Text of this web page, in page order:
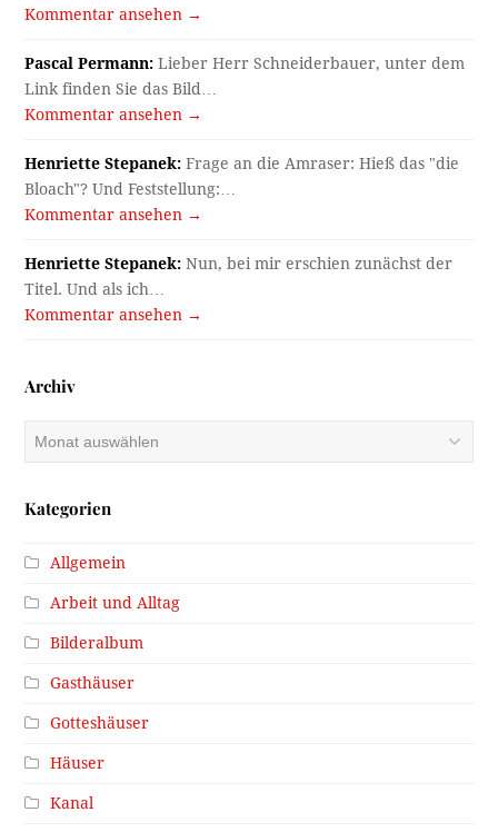
Kommentar ansehen →
Pascal Permann: Lieber Herr Schneiderbauer, unter dem
Link finden Sie das Bild…
Kommentar ansehen →
Henriette Stepanek: Frage an die Amraser: Hieß das "die
Bloach"? Und Feststellung:…
Kommentar ansehen →
Henriette Stepanek: Nun, bei mir erschien zunächst der
Titel. Und als ich…
Kommentar ansehen →
Archiv
Archiv
Kategorien
Allgemein
Arbeit und Alltag
Bilderalbum
Gasthäuser
Gotteshäuser
Häuser
Kanal